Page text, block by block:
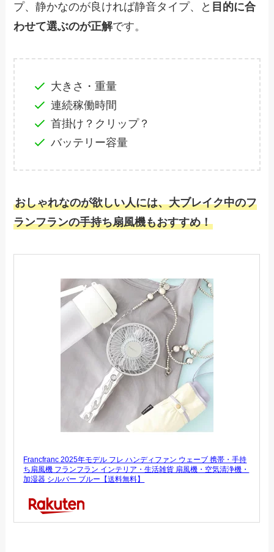
プ、静かなのが良ければ静音タイプ、と 目的に合
わせて選ぶのが正解です。
大きさ・重量
連続稼働時間
首掛け？クリップ？
バッテリー容量
おしゃれなのが欲しい人には、大ブレイク中のフ
ランフランの手持ち扇風機もおすすめ！
Francfranc 2025年モデル フレ ハンディファン ウェーブ 携帯・手持
ち扇風機 フランフラン インテリア・生活雑貨 扇風機・空気清浄機・
加湿器 シルバー ブルー【送料無料】